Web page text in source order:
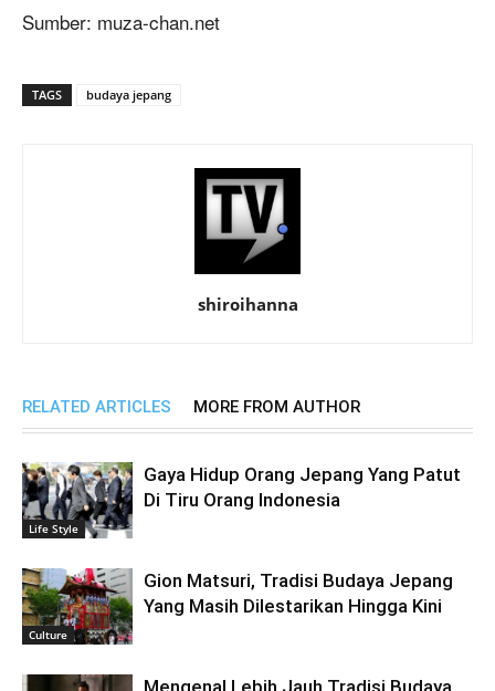
Sumber: muza-chan.net
TAGS budaya jepang
shiroihanna
RELATED ARTICLES MORE FROM AUTHOR
Life Style
Gaya Hidup Orang Jepang Yang Patut
Di Tiru Orang Indonesia
Culture
Gion Matsuri, Tradisi Budaya Jepang
Yang Masih Dilestarikan Hingga Kini
Mengenal Lebih Jauh Tradisi Budaya